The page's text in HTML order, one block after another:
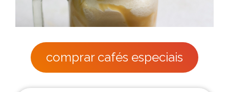
comprar cafés especiais